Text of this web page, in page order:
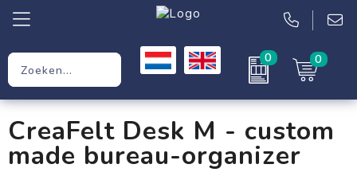
0 0
Werkkleding
Kleding
CreaFelt Desk M - custom
made bureau-organizer